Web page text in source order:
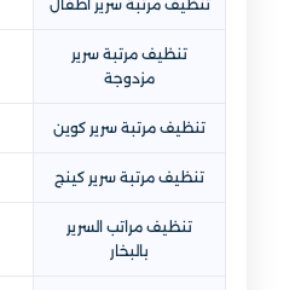
تنظيف مرتبة سرير أطفال
تنظيف مرتبة سرير
مزدوجة
تنظيف مرتبة سرير كوين
تنظيف مرتبة سرير كينج
تنظيف مراتب السرير
بالبخار